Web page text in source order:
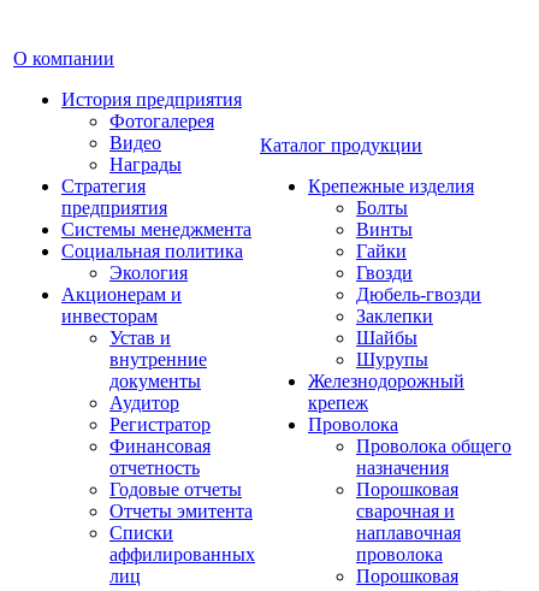
О компании
История предприятия
Фотогалерея
Видео
Награды
Стратегия
предприятия
Системы менеджмента
Социальная политика
Экология
Акционерам и
инвесторам
Устав и
внутренние
документы
Аудитор
Регистратор
Финансовая
отчетность
Годовые отчеты
Отчеты эмитента
Списки
аффилированных
лиц
Каталог продукции
Крепежные изделия
Болты
Винты
Гайки
Гвозди
Дюбель-гвозди
Заклепки
Шайбы
Шурупы
Железнодорожный
крепеж
Проволока
Проволока общего
назначения
Порошковая
сварочная и
наплавочная
проволока
Порошковая